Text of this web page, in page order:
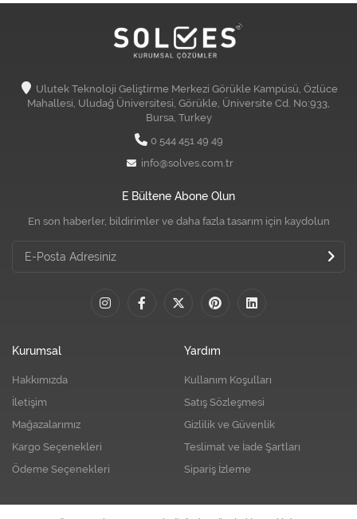
Ulutek Teknoloji Geliştirme Merkezi Görükle Kampüsü, Özlüce
Mahallesi, Uludağ Üniversitesi, Görükle, Üniversite Cd. No:933,
Bursa, Turkey
0 544 451 49 49
info@solves.com.tr
E Bültene Abone Olun
En son haberler, bildirimler ve daha fazla tasarım için kaydolun
Kurumsal
Hakkımızda
İletişim
Mağazalarımız
Kargo Seçenekleri
Ödeme Seçenekleri
Yardım
Kullanım Koşulları
Satış Sözleşmesi
Gizlilik ve Güvenlik
Teslimat ve İade Şartları
Sipariş İzleme